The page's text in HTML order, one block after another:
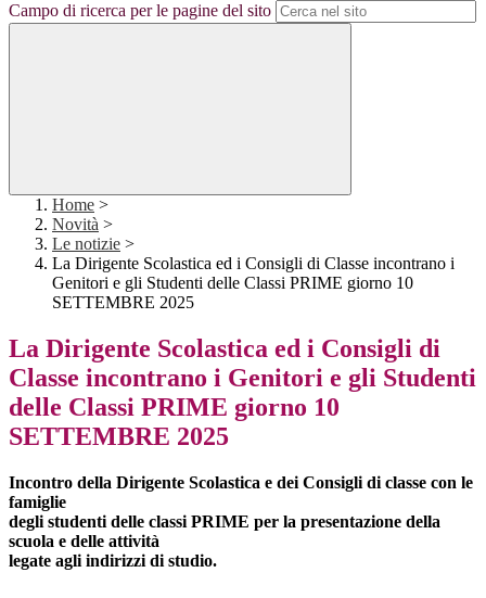
Campo di ricerca per le pagine del sito
Home >
Novità >
Le notizie >
La Dirigente Scolastica ed i Consigli di Classe incontrano i
Genitori e gli Studenti delle Classi PRIME giorno 10
SETTEMBRE 2025
La Dirigente Scolastica ed i Consigli di
Classe incontrano i Genitori e gli Studenti
delle Classi PRIME giorno 10
SETTEMBRE 2025
Incontro della Dirigente Scolastica e dei Consigli di classe con le
famiglie
degli studenti delle classi PRIME per la presentazione della
scuola e delle attività
legate agli indirizzi di studio.